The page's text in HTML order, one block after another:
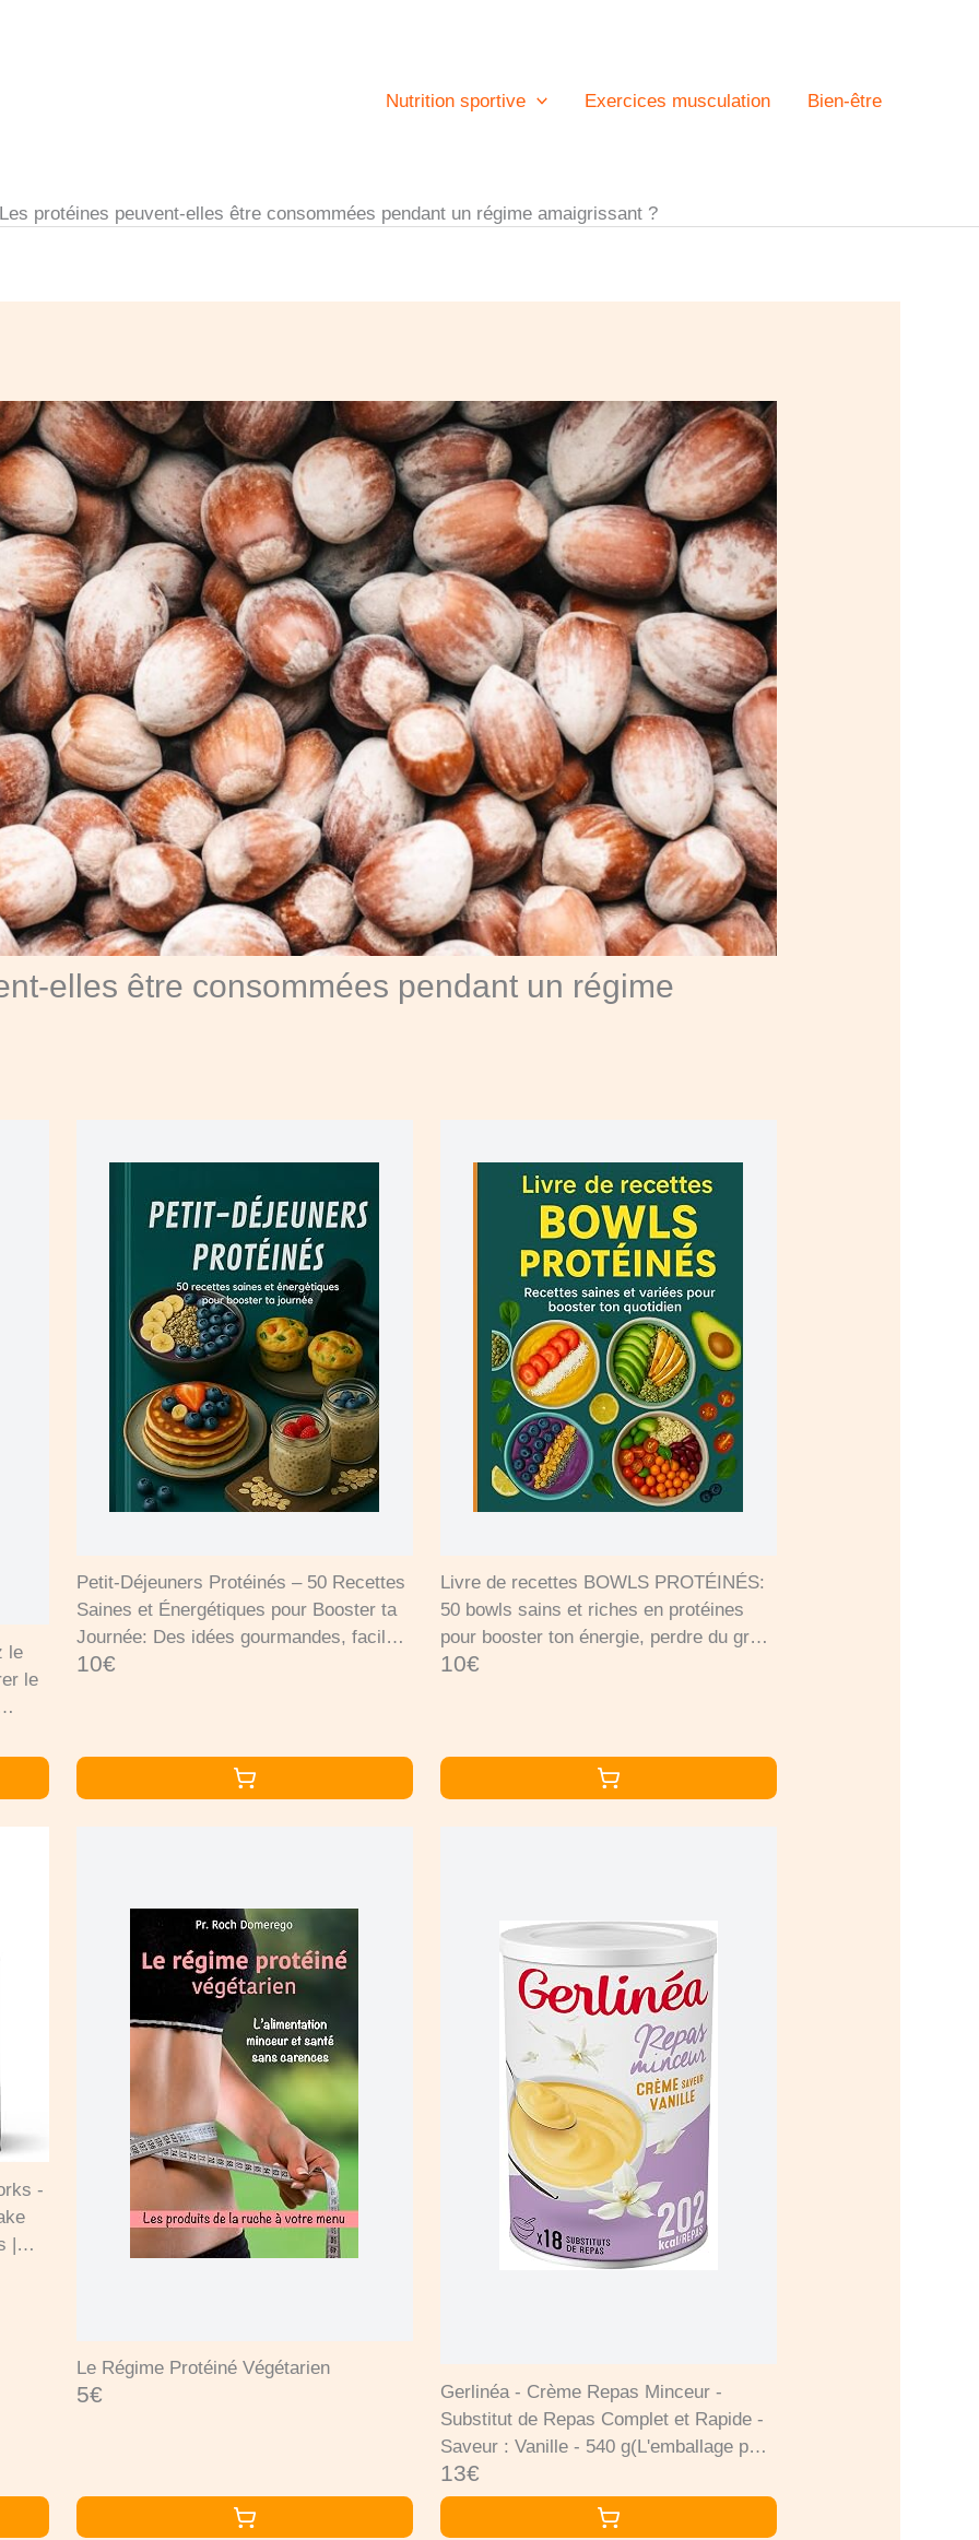
Nutrition sportive
Exercices musculation Bien-être
Les protéines peuvent-elles être consommées pendant un régime amaigrissant ?
elles être consommées pendant un régime
le
le
Petit-Déjeuners Protéinés – 50 Recettes
Saines et Énergétiques pour Booster ta
Journée: Des idées gourmandes, faciles
et rapides pour bien démarrer la ... des
10€
Livre de recettes BOWLS PROTÉINÉS:
50 bowls sains et riches en protéines
pour booster ton énergie, perdre du gras
et renforcer tes muscles.
10€
-
Le Régime Protéiné Végétarien
5€
Gerlinéa - Crème Repas Minceur -
Substitut de Repas Complet et Rapide -
Saveur : Vanille - 540 g(L'emballage peut
varier)
13€